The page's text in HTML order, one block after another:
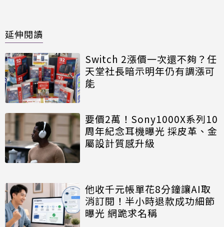
延伸閱讀
Switch 2漲價一次還不夠？任
天堂社長暗示明年仍有調漲可
能
要價2萬！Sony1000X系列10
周年紀念耳機曝光 採皮革、金
屬設計質感升級
他收千元帳單花8分鐘讓AI取
消訂閱！半小時退款成功細節
曝光 網跪求名稱